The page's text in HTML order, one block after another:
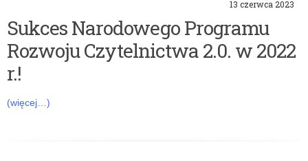
13 czerwca 2023
Sukces Narodowego Programu
Rozwoju Czytelnictwa 2.0. w 2022
r.!
(więcej…)